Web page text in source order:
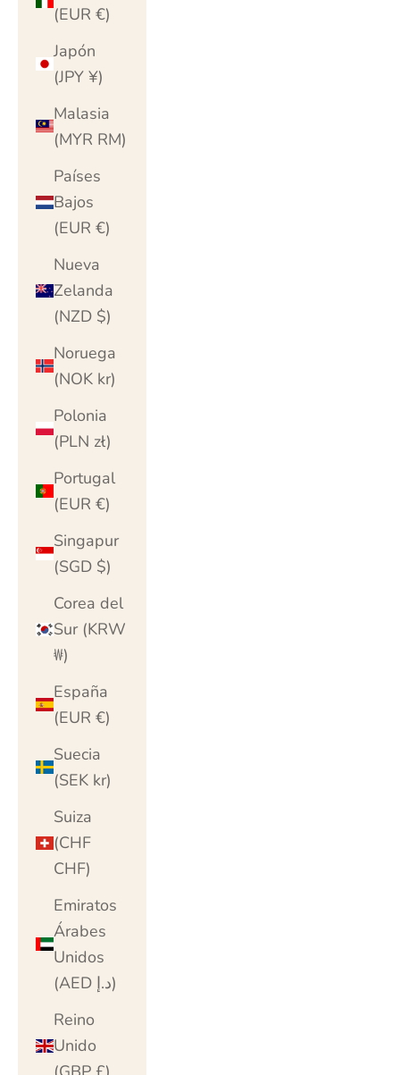
(EUR €)
Japón
(JPY ¥)
Malasia
(MYR RM)
Países
Bajos
(EUR €)
Nueva
Zelanda
(NZD $)
Noruega
(NOK kr)
Polonia
(PLN zł)
Portugal
(EUR €)
Singapur
(SGD $)
Corea del
Sur (KRW
₩)
España
(EUR €)
Suecia
(SEK kr)
Suiza
(CHF
CHF)
Emiratos
Árabes
Unidos
(AED د.إ)
Reino
Unido